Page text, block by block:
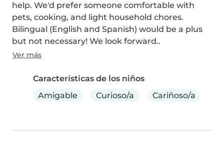
help. We'd prefer someone comfortable with
pets, cooking, and light household chores.
Bilingual (English and Spanish) would be a plus
but not necessary! We look forward..
Ver más
Características de los niños
Amigable
Curioso/a Cariñoso/a